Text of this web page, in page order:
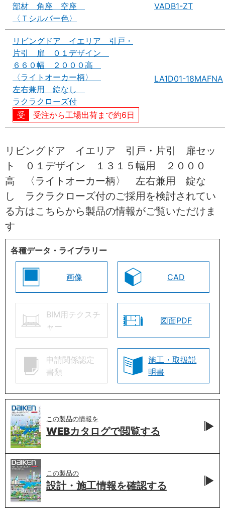
部材 角座 空座
〈Ｔシルバー色〉
VADB1-ZT
リビングドア イエリア 引戸・
片引 扉 ０１デザイン
６６０幅 ２０００高
〈ライトオーカー柄〉
左右兼用 錠なし
ラクラクローズ付
受注から工場出荷まで約6日
LA1D01-18MAFNA
リビングドア イエリア 引戸・片引 扉セッ
ト ０１デザイン １３１５幅用 ２０００
高 〈ライトオーカー柄〉 左右兼用 錠な
し ラクラクローズ付のご採用を検討されてい
る方はこちらから製品の情報がご覧いただけま
す
各種データ・ライブラリー
画像 CAD
BIM用テクスチ
ャー
図面PDF
申請関係認定
書類
施工・取扱説
明書
この製品の情報を
WEBカタログで閲覧する
この製品の
設計・施工情報を確認する